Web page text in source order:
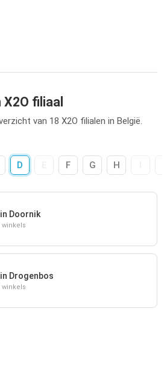
filiaal
van 18 X2O filialen in België.
D F G H
Doornik
winkels
Drogenbos
winkels